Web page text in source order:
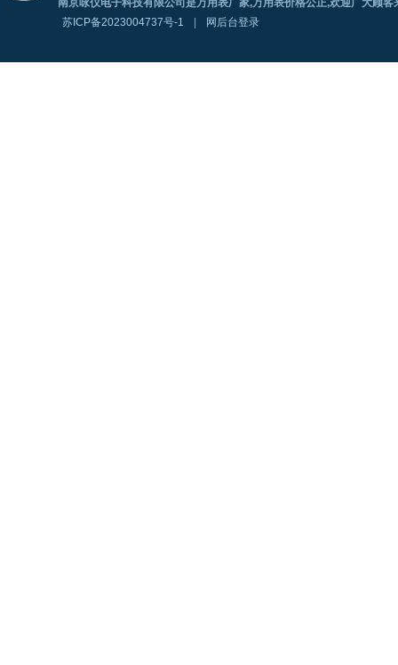
南京咏仪电子科技有限公司是万用表厂家,万用表价格公正,欢迎广大顾客
苏ICP备2023004737号-1
网后台登录